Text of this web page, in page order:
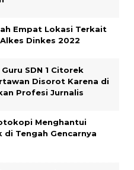
Empat Lokasi Terkait
Dinkes 2022
SDN 1 Citorek
Disorot Karena di
Profesi Jurnalis
Menghantui
di Tengah Gencarnya